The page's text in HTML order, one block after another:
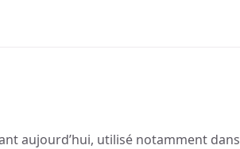
aujourd’hui, utilisé notamment dans